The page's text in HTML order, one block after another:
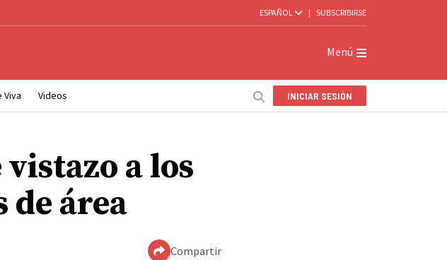
ESPAÑOL | SUBSCRIBIRSE
Menú
Viva Videos INICIAR SESIÓN
a los
de área
Compartir